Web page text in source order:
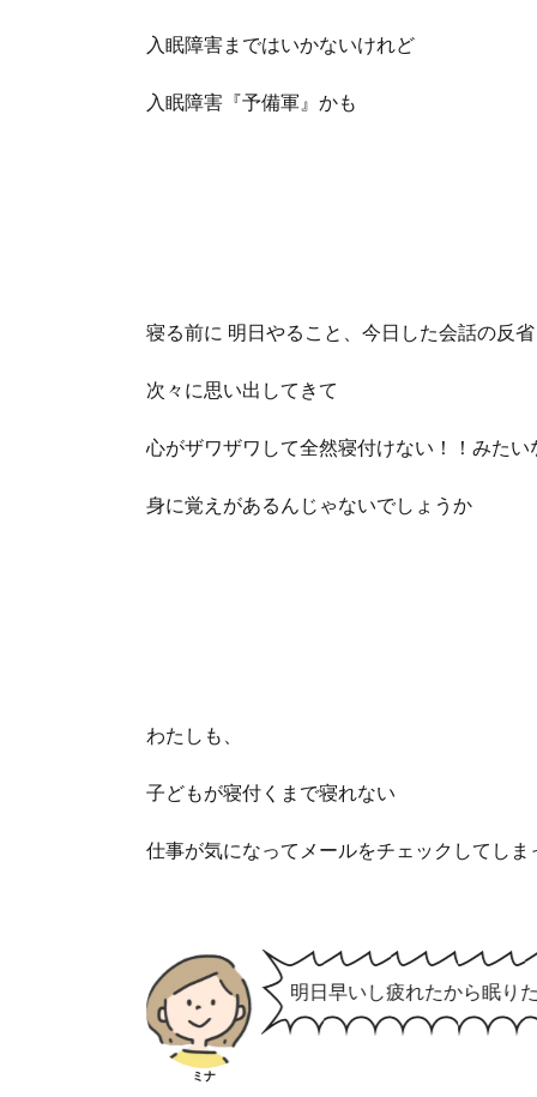
入眠障害まではいかないけれど
入眠障害『予備軍』かも
寝る前に 明日やること、今日した会話の反省
次々に思い出してきて
心がザワザワして全然寝付けない！！みたい
身に覚えがあるんじゃないでしょうか
わたしも、
子どもが寝付くまで寝れない
仕事が気になってメールをチェックしてしま
ミナ
明日早いし疲れたから眠り